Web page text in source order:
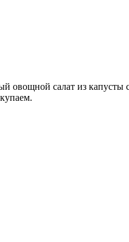
салат из